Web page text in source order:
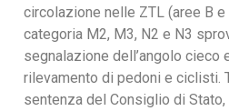
circolazione nelle ZTL (aree B
categoria M2, M3, N2 e N3
segnalazione dell’angolo cieco
rilevamento di pedoni e ciclisti.
sentenza del Consiglio di